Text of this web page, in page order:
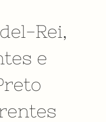
Rei,
e